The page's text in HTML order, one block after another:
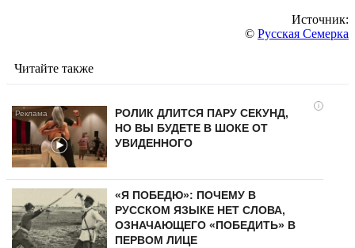
Источник:
© Русская Семерка
Читайте также
i
РОЛИК ДЛИТСЯ ПАРУ СЕКУНД,
НО ВЫ БУДЕТЕ В ШОКЕ ОТ
УВИДЕННОГО
«Я ПОБЕДЮ»: ПОЧЕМУ В
РУССКОМ ЯЗЫКЕ НЕТ СЛОВА,
ОЗНАЧАЮЩЕГО «ПОБЕДИТЬ» В
ПЕРВОМ ЛИЦЕ